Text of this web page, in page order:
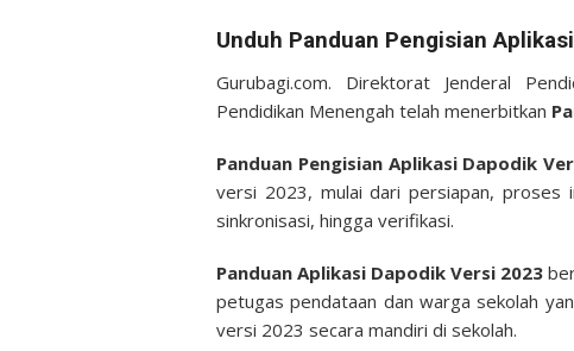
Unduh Panduan Pengisian
Gurubagi.com. Direktorat Jenderal
Pendidikan Menengah telah menerbitkan
Panduan Pengisian Aplikasi Dapodik
versi 2023, mulai dari persiapan,
sinkronisasi, hingga verifikasi.
Panduan Aplikasi Dapodik Versi 2023
petugas pendataan dan warga sekolah
versi 2023 secara mandiri di sekolah.